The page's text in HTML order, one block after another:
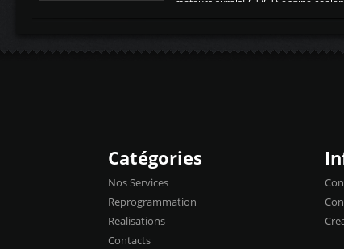
Catégories
Nos Services
Reprogrammation
Realisations
Contacts